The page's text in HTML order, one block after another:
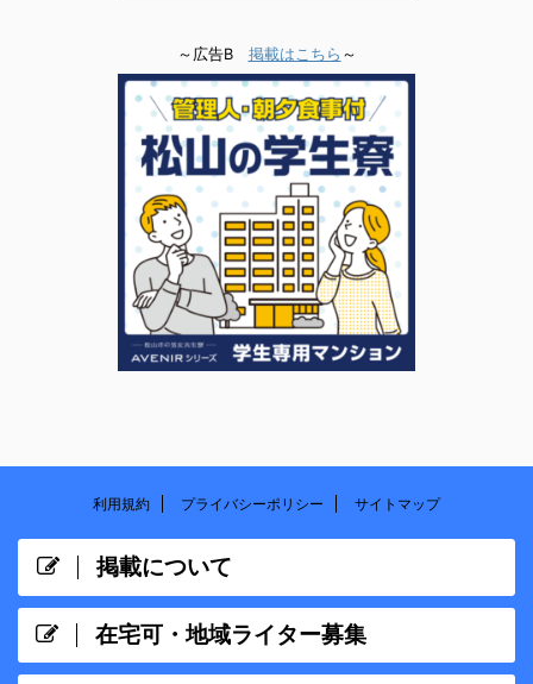
～広告B 掲載はこちら ～
利用規約 プライバシーポリシー サイトマップ
掲載について
在宅可・地域ライター募集